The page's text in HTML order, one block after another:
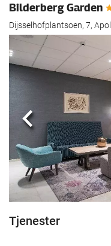
Bilderberg Garden
Dijsselhofplantsoen, 7,
Forrige
Tjenester